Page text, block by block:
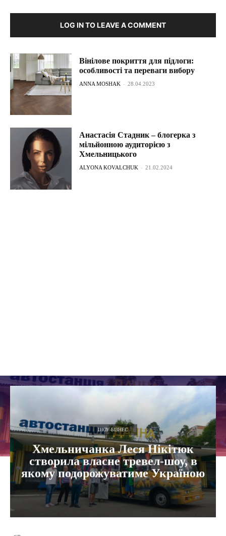
LOG IN TO LEAVE A COMMENT
Вінілове покриття для підлоги:
особливості та переваги вибору
ANNA MOSHAK - 28.04.2023
Анастасія Стадник – блогерка з
мільйонною аудиторією з
Хмельницького
ALYONA KOVALCHUK - 21.02.2024